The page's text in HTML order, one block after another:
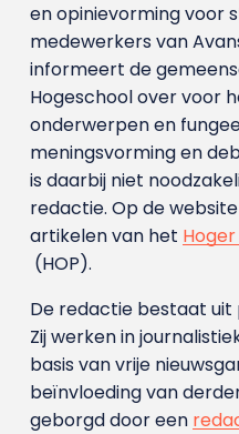
en opinievorming voor
medewerkers van
informeert de
Hogeschool over voor
onderwerpen en
meningsvorming en
is daarbij niet
redactie. Op de
artikelen van het
(HOP).
De redactie bestaat uit
Zij werken in
basis van vrije
beïnvloeding van
geborgd door een